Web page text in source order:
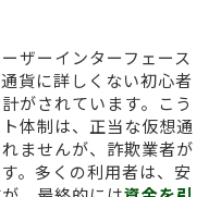
ザーインターフェース
貨に詳しくない初心者
がされています。こう
体制は、正当な仮想通
ませんが、詐欺業者が
。多くの利用者は、安